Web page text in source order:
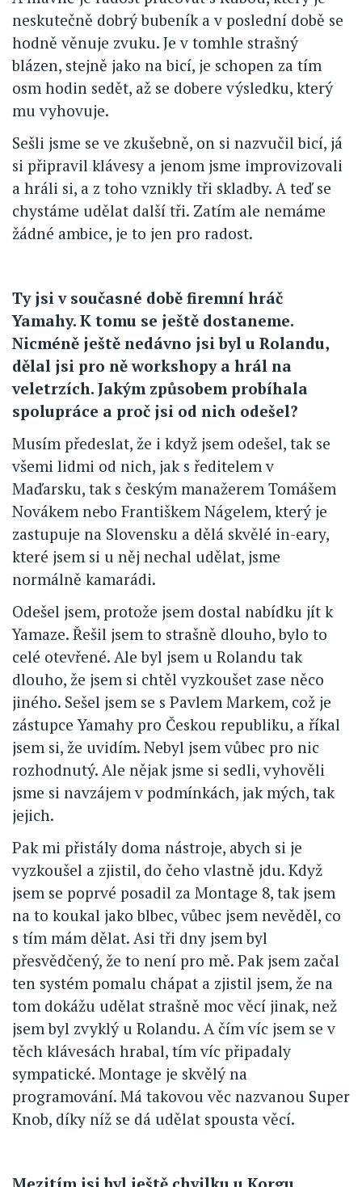
neskutečně dobrý bubeník a v poslední době se
hodně věnuje zvuku. Je v tomhle strašný
blázen, stejně jako na bicí, je schopen za tím
osm hodin sedět, až se dobere výsledku, který
mu vyhovuje.
Sešli jsme se ve zkušebně, on si nazvučil bicí, já
si připravil klávesy a jenom jsme improvizovali
a hráli si, a z toho vznikly tři skladby. A teď se
chystáme udělat další tři. Zatím ale nemáme
žádné ambice, je to jen pro radost.
Ty jsi v současné době firemní hráč
Yamahy. K tomu se ještě dostaneme.
Nicméně ještě nedávno jsi byl u Rolandu,
dělal jsi pro ně workshopy a hrál na
veletrzích. Jakým způsobem probíhala
spolupráce a proč jsi od nich odešel?
Musím předeslat, že i když jsem odešel, tak se
všemi lidmi od nich, jak s ředitelem v
Maďarsku, tak s českým manažerem Tomášem
Novákem nebo Františkem Nágelem, který je
zastupuje na Slovensku a dělá skvělé in-eary,
které jsem si u něj nechal udělat, jsme
normálně kamarádi.
Odešel jsem, protože jsem dostal nabídku jít k
Yamaze. Řešil jsem to strašně dlouho, bylo to
celé otevřené. Ale byl jsem u Rolandu tak
dlouho, že jsem si chtěl vyzkoušet zase něco
jiného. Sešel jsem se s Pavlem Markem, což je
zástupce Yamahy pro Českou republiku, a říkal
jsem si, že uvidím. Nebyl jsem vůbec pro nic
rozhodnutý. Ale nějak jsme si sedli, vyhověli
jsme si navzájem v podmínkách, jak mých, tak
jejich.
Pak mi přistály doma nástroje, abych si je
vyzkoušel a zjistil, do čeho vlastně jdu. Když
jsem se poprvé posadil za Montage 8, tak jsem
na to koukal jako blbec, vůbec jsem nevěděl, co
s tím mám dělat. Asi tři dny jsem byl
přesvědčený, že to není pro mě. Pak jsem začal
ten systém pomalu chápat a zjistil jsem, že na
tom dokážu udělat strašně moc věcí jinak, než
jsem byl zvyklý u Rolandu. A čím víc jsem se v
těch klávesách hrabal, tím víc připadaly
sympatické. Montage je skvělý na
programování. Má takovou věc nazvanou Super
Knob, díky níž se dá udělat spousta věcí.